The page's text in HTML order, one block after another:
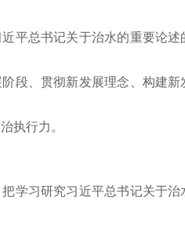
平总书记关于治水的重要论
段、贯彻新发展理念、构建
执行力。
习研究习近平总书记关于治